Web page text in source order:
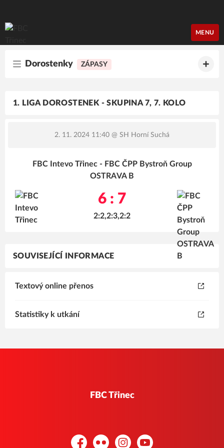
FBC Třinec
MENU
Dorostenky ZÁPASY
1. LIGA DOROSTENEK - SKUPINA 7, 7. KOLO
2. 11. 2024 11:40 @ SH Horní Suchá
FBC Intevo Třinec - FBC ČPP Bystroň Group
OSTRAVA B
6 : 7
2:2,2:3,2:2
SOUVISEJÍCÍ INFORMACE
Textový online přenos
Statistiky k utkání
FBC Třinec